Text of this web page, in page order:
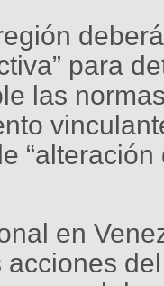
para
las
en